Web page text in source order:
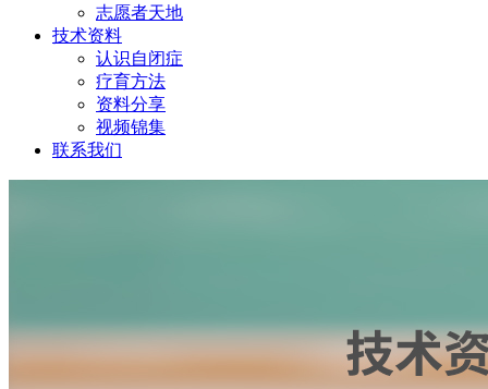
志愿者天地
技术资料
认识自闭症
疗育方法
资料分享
视频锦集
联系我们